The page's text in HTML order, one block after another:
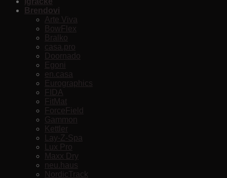
Brendovi
Arte Viva
BowFlex
Bralko
casa.pro
Doornado
Egoni
en.casa
Eurographics
FIDA
FitMat
ForceField
Gammon
Kettler
Lay-Z-Spa
Lux Pro
Maxx Dry
neu.haus
NordicTrack